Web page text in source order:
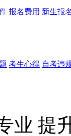
报名费用 新生报
考生心得 自考违
业 提